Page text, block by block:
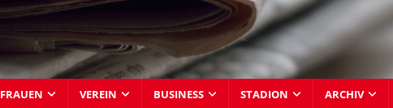
FRAUEN VEREIN BUSINESS STADION ARCHIV